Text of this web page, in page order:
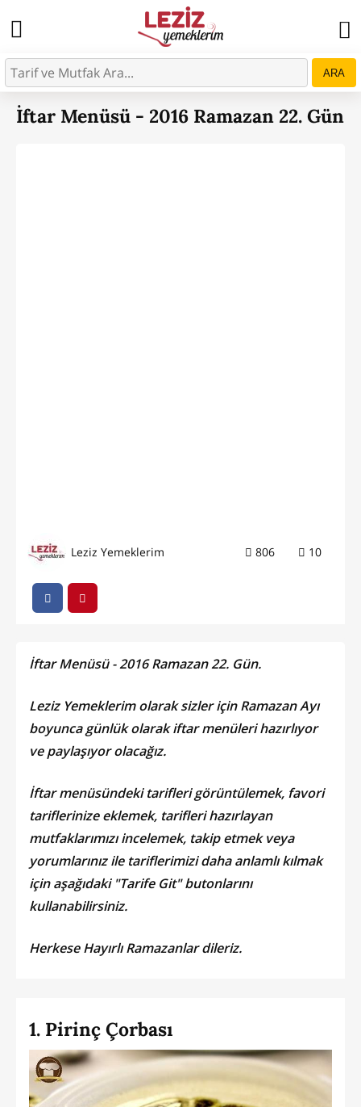
ARA
İftar Menüsü - 2016 Ramazan 22. Gün
Leziz Yemeklerim 806 10
İftar Menüsü - 2016 Ramazan 22. Gün.
Leziz Yemeklerim olarak sizler için Ramazan Ayı
boyunca günlük olarak iftar menüleri hazırlıyor
ve paylaşıyor olacağız.
İftar menüsündeki tarifleri görüntülemek, favori
tariflerinize eklemek, tarifleri hazırlayan
mutfaklarımızı incelemek, takip etmek veya
yorumlarınız ile tariflerimizi daha anlamlı kılmak
için aşağıdaki "Tarife Git" butonlarını
kullanabilirsiniz.
Herkese Hayırlı Ramazanlar dileriz.
1. Pirinç Çorbası